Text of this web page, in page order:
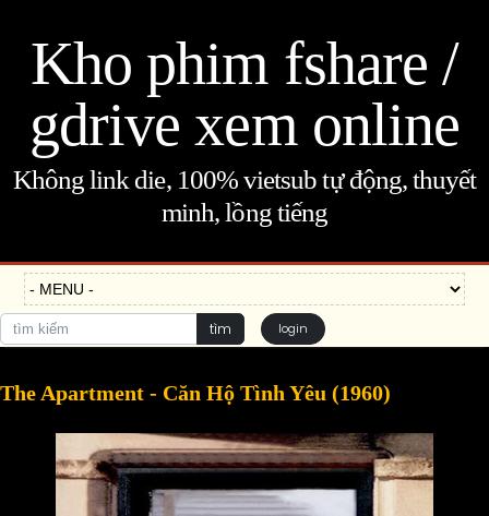
Kho phim fshare /
gdrive xem online
Không link die, 100% vietsub tự động, thuyết
minh, lồng tiếng
tìm login
The Apartment - Căn Hộ Tình Yêu (1960)